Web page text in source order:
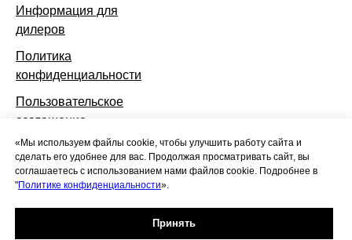
Информация для
дилеров
Политика
конфиденциальности
Пользовательское
соглашение
© 2024-2026 Фаворит Фасад
то, что данный интернет-сайт, а
«Мы используем файлы cookie, чтобы улучшить работу сайта и
сделать его удобнее для вас. Продолжая просматривать сайт, вы
соглашаетесь с использованием нами файлов cookie. Подробнее в
"Политике конфиденциальности».
Принять